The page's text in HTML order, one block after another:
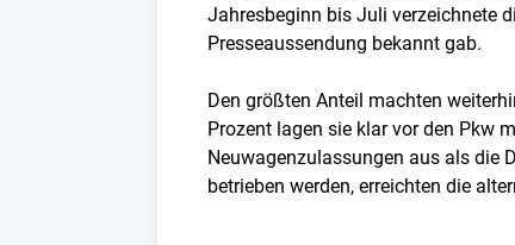
Jahresbeginn bis Juli verzeichnete
Presseaussendung bekannt gab.
Den größten Anteil machten
Prozent lagen sie klar vor den Pkw
Neuwagenzulassungen aus als die
betrieben werden, erreichten die